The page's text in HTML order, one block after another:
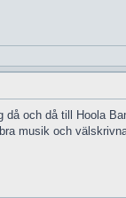
och då till Hoola
musik och